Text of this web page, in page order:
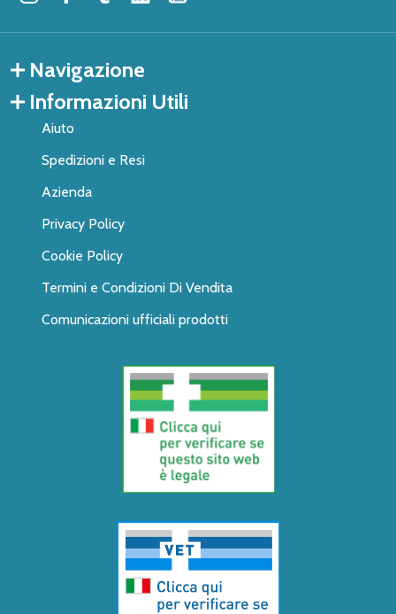
Navigazione
Informazioni Utili
Aiuto
Spedizioni e Resi
Azienda
Privacy Policy
Cookie Policy
Termini e Condizioni Di Vendita
Comunicazioni ufficiali prodotti